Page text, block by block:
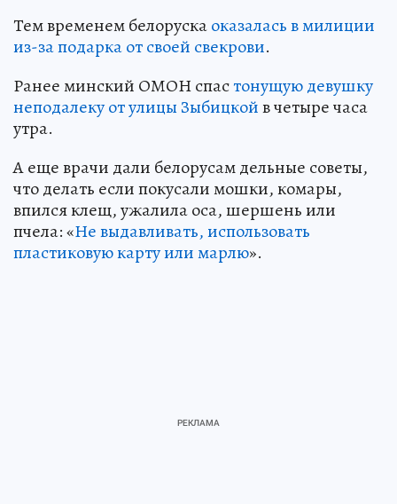
Тем временем белорускаоказалась в милиции
из-за подарка от своей свекрови.
Ранее минский ОМОН спастонущую девушку
неподалеку от улицы Зыбицкойв четыре часа
утра.
А еще врачи дали белорусам дельные советы,
что делать если покусали мошки, комары,
впился клещ, ужалила оса, шершень или
пчела: «Не выдавливать, использовать
пластиковую карту или марлю».